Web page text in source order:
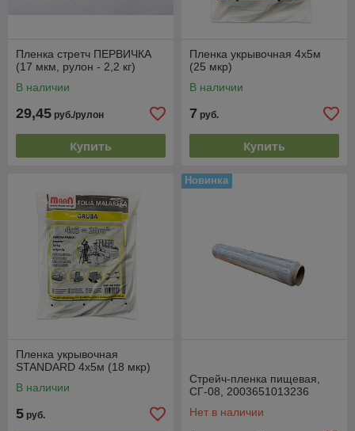
Пленка стретч ПЕРВИЧКА
(17 мкм, рулон - 2,2 кг)
В наличии
29,45 руб./рулон
Купить
Пленка укрывочная 4х5м
(25 мкр)
В наличии
7 руб.
Купить
Пленка укрывочная
STANDARD 4х5м (18 мкр)
В наличии
5 руб.
Новинка
Стрейч-пленка пищевая,
СГ-08, 2003651013236
Нет в наличии